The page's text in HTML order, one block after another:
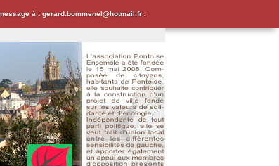
à : gerard.bommenel@hotmail.fr .